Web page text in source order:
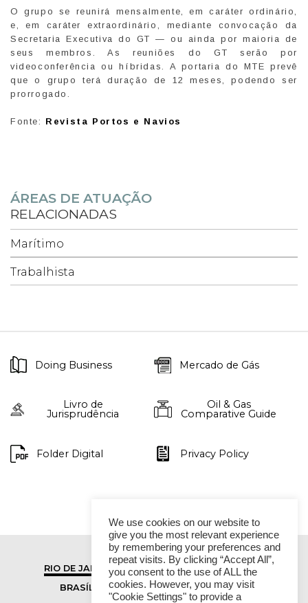
O grupo se reunirá mensalmente, em caráter ordinário,
e, em caráter extraordinário, mediante convocação da
Secretaria Executiva do GT — ou ainda por maioria de
seus membros. As reuniões do GT serão por
videoconferência ou híbridas. A portaria do MTE prevê
que o grupo terá duração de 12 meses, podendo ser
prorrogado.
Fonte: Revista Portos e Navios
ÁREAS DE ATUAÇÃO
RELACIONADAS
Marítimo
Trabalhista
Doing Business Mercado de Gás
Livro de
Jurisprudência
Oil & Gas
Comparative Guide
Folder Digital Privacy Policy
RIO DE JANEIRO
SÃO PAULO
BRASÍLIA
VITÓRIA
We use cookies on our website to
give you the most relevant experience
by remembering your preferences and
repeat visits. By clicking “Accept All”,
you consent to the use of ALL the
cookies. However, you may visit
"Cookie Settings" to provide a